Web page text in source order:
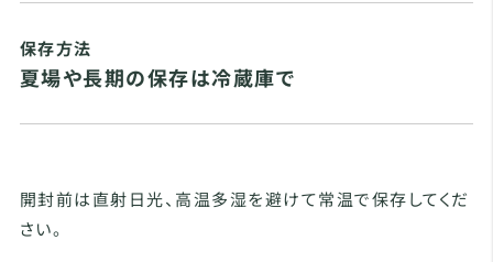
保存方法
夏場や長期の保存は冷蔵庫で
開封前は直射日光、高温多湿を避けて常温で保存してくだ
さい。